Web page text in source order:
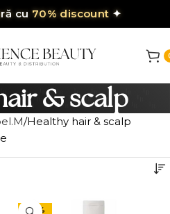
cu 70% discount ✦
& scalp
Healthy hair & scalp
-20%